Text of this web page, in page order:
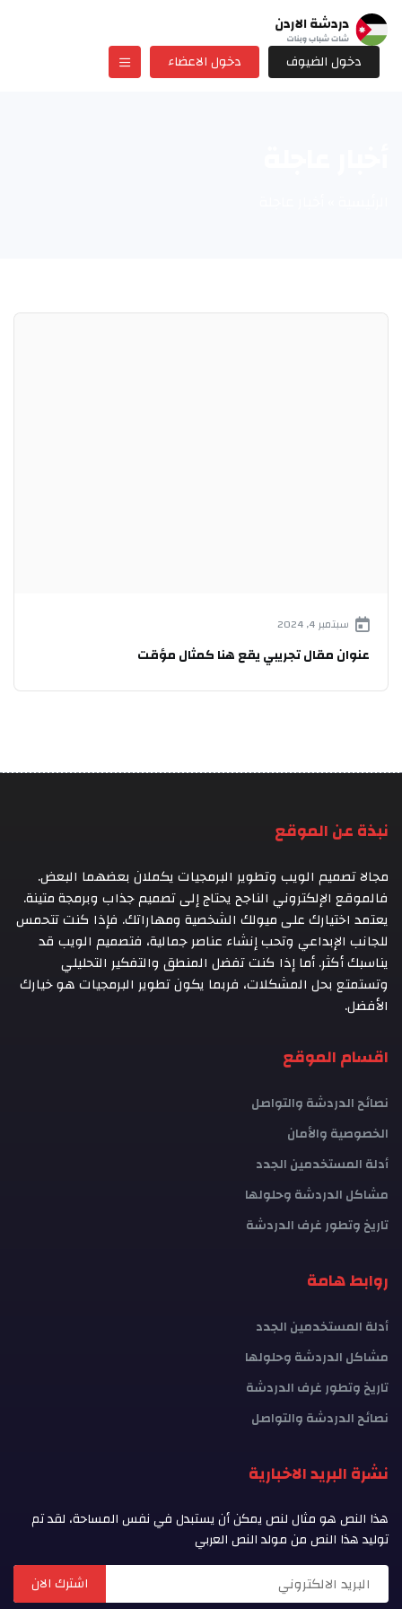
دخول الضيوف دخول الاعضاء
سبتمبر 4, 2024
عنوان مقال تجريبي يقع هنا كمثال مؤقت
نبذة عن الموقع
مجالا تصميم الويب وتطوير البرمجيات يكملان بعضهما البعض.
فالموقع الإلكتروني الناجح يحتاج إلى تصميم جذاب وبرمجة متينة.
يعتمد اختيارك على ميولك الشخصية ومهاراتك. فإذا كنت تتحمس
للجانب الإبداعي وتحب إنشاء عناصر جمالية، فتصميم الويب قد
يناسبك أكثر. أما إذا كنت تفضل المنطق والتفكير التحليلي
وتستمتع بحل المشكلات، فربما يكون تطوير البرمجيات هو خيارك
الأفضل.
اقسام الموقع
نصائح الدردشة والتواصل
الخصوصية والأمان
أدلة المستخدمين الجدد
مشاكل الدردشة وحلولها
تاريخ وتطور غرف الدردشة
روابط هامة
أدلة المستخدمين الجدد
مشاكل الدردشة وحلولها
تاريخ وتطور غرف الدردشة
نصائح الدردشة والتواصل
نشرة البريد الاخبارية
هذا النص هو مثال لنص يمكن أن يستبدل في نفس المساحة، لقد تم
توليد هذا النص من مولد النص العربي